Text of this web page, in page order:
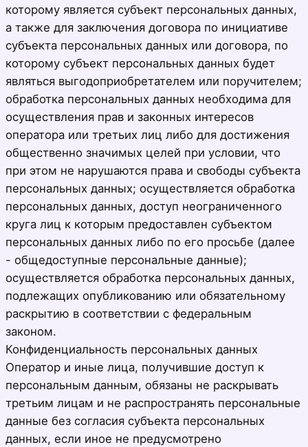
которому является субъект персональных данных,
а также для заключения договора по инициативе
субъекта персональных данных или договора, по
которому субъект персональных данных будет
являться выгодоприобретателем или поручителем;
обработка персональных данных необходима для
осуществления прав и законных интересов
оператора или третьих лиц либо для достижения
общественно значимых целей при условии, что
при этом не нарушаются права и свободы субъекта
персональных данных; осуществляется обработка
персональных данных, доступ неограниченного
круга лиц к которым предоставлен субъектом
персональных данных либо по его просьбе (далее
- общедоступные персональные данные);
осуществляется обработка персональных данных,
подлежащих опубликованию или обязательному
раскрытию в соответствии с федеральным
законом.
Конфиденциальность персональных данных
Оператор и иные лица, получившие доступ к
персональным данным, обязаны не раскрывать
третьим лицам и не распространять персональные
данные без согласия субъекта персональных
данных, если иное не предусмотрено